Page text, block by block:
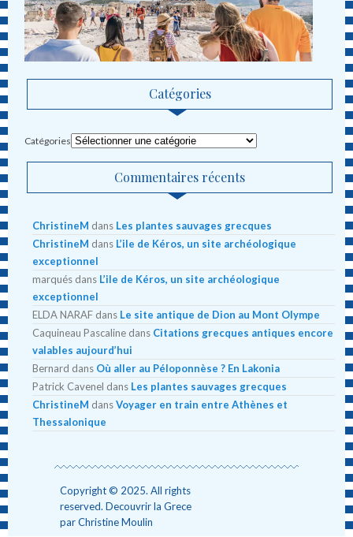
Catégories
Catégories
Commentaires récents
ChristineM dans Les plantes sauvages grecques
ChristineM dans L’ile de Kéros, un site archéologique
exceptionnel
marqués dans L’ile de Kéros, un site archéologique
exceptionnel
ELDA NARAF dans Le site antique de Dion au Mont Olympe
Caquineau Pascaline dans Citations grecques antiques encore
valables aujourd’hui
Bernard dans Où aller au Péloponnèse ? En Lakonia
Patrick Cavenel dans Les plantes sauvages grecques
ChristineM dansVoyager en train entre Athènes et
Thessalonique
Copyright © 2025. All rights
reserved. Decouvrir la Grece
par Christine Moulin